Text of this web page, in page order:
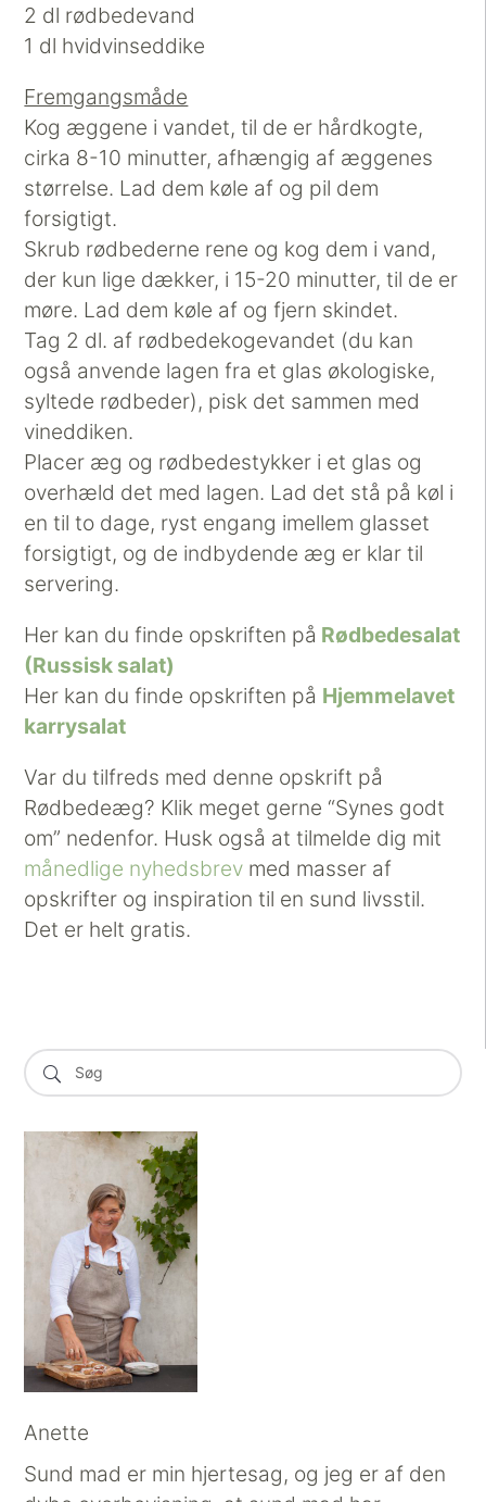
2 dl rødbedevand
1 dl hvidvinseddike
Fremgangsmåde
Kog æggene i vandet, til de er hårdkogte,
cirka 8-10 minutter, afhængig af æggenes
størrelse. Lad dem køle af og pil dem
forsigtigt.
Skrub rødbederne rene og kog dem i vand,
der kun lige dækker, i 15-20 minutter, til de er
møre. Lad dem køle af og fjern skindet.
Tag 2 dl. af rødbedekogevandet (du kan
også anvende lagen fra et glas økologiske,
syltede rødbeder), pisk det sammen med
vineddiken.
Placer æg og rødbedestykker i et glas og
overhæld det med lagen. Lad det stå på køl i
en til to dage, ryst engang imellem glasset
forsigtigt, og de indbydende æg er klar til
servering.
Her kan du finde opskriften på Rødbedesalat
(Russisk salat)
Her kan du finde opskriften på Hjemmelavet
karrysalat
Var du tilfreds med denne opskrift på
Rødbedeæg? Klik meget gerne “Synes godt
om” nedenfor. Husk også at tilmelde dig mit
månedlige nyhedsbrev med masser af
opskrifter og inspiration til en sund livsstil.
Det er helt gratis.
Anette
Sund mad er min hjertesag, og jeg er af den